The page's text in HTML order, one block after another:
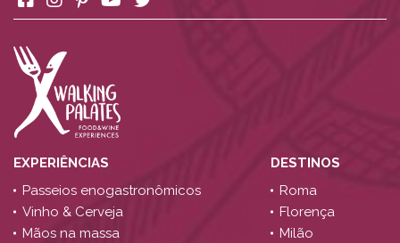
EXPERIÊNCIAS
Passeios enogastronômicos
Vinho & Cerveja
Mãos na massa
DESTINOS
Roma
Florença
Milão